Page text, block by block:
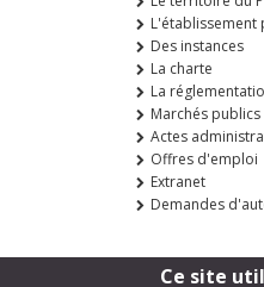
L'établissement
Des instances
La charte
La
Marchés publics
Actes
Offres d'emploi
Extranet
Demandes
Ce site